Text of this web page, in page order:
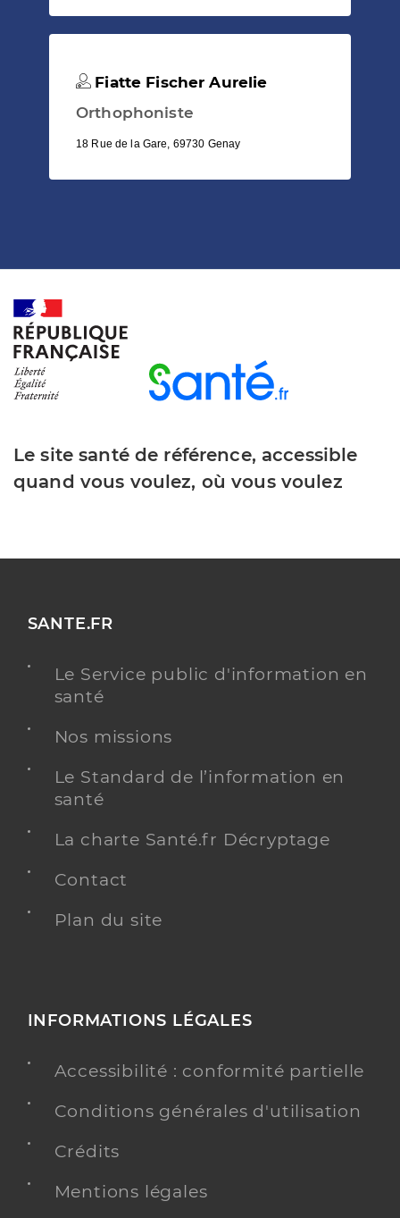
Fiatte Fischer Aurelie
Orthophoniste
18 Rue de la Gare, 69730 Genay
Le site santé de référence, accessible
quand vous voulez, où vous voulez
SANTE.FR
Le Service public d'information en
santé
Nos missions
Le Standard de l’information en
santé
La charte Santé.fr Décryptage
Contact
Plan du site
INFORMATIONS LÉGALES
Accessibilité : conformité partielle
Conditions générales d'utilisation
Crédits
Mentions légales